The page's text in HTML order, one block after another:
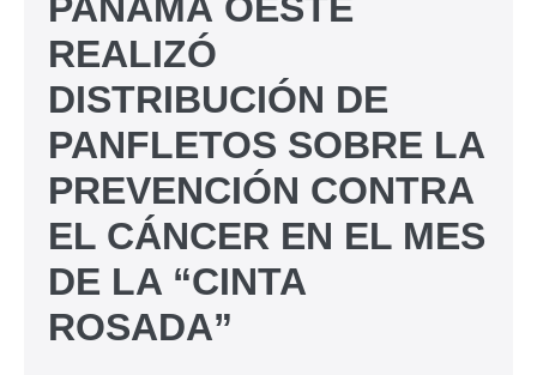
REALIZÓ
DISTRIBUCIÓN DE
PANFLETOS SOBRE LA
PREVENCIÓN CONTRA
EL CÁNCER EN EL MES
DE LA “CINTA
ROSADA”